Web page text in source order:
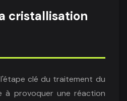
cristallisation
clé du traitement du
à provoquer une réaction